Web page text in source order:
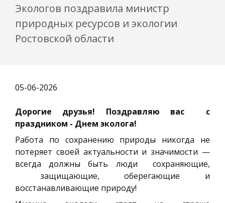
Экологов поздравила министр
природных ресурсов и экологии
Ростовской области
05-06-2026
Дорогие друзья! Поздравляю вас с
праздником - Днем эколога!
Работа по сохранению природы никогда не
потеряет своей актуальности и значимости —
всегда должны быть люди сохраняющие,
защищающие, оберегающие и
восстанавливающие природу!